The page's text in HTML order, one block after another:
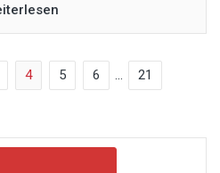
4 5 6 …
21